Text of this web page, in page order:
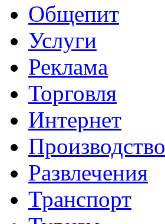
Общепит
Услуги
Реклама
Торговля
Интернет
Производство
Развлечения
Транспорт